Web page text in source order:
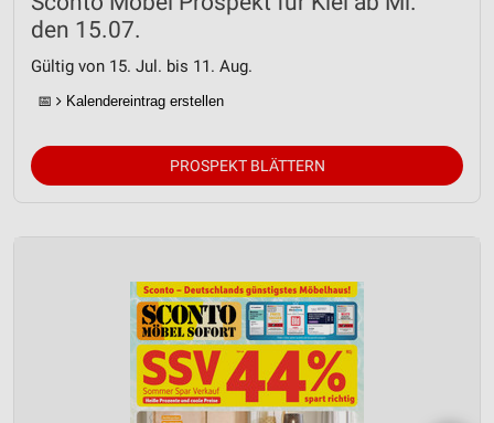
den 15.07.
Gültig von 15. Jul. bis 11. Aug.
📅 Kalendereintrag erstellen
PROSPEKT BLÄTTERN